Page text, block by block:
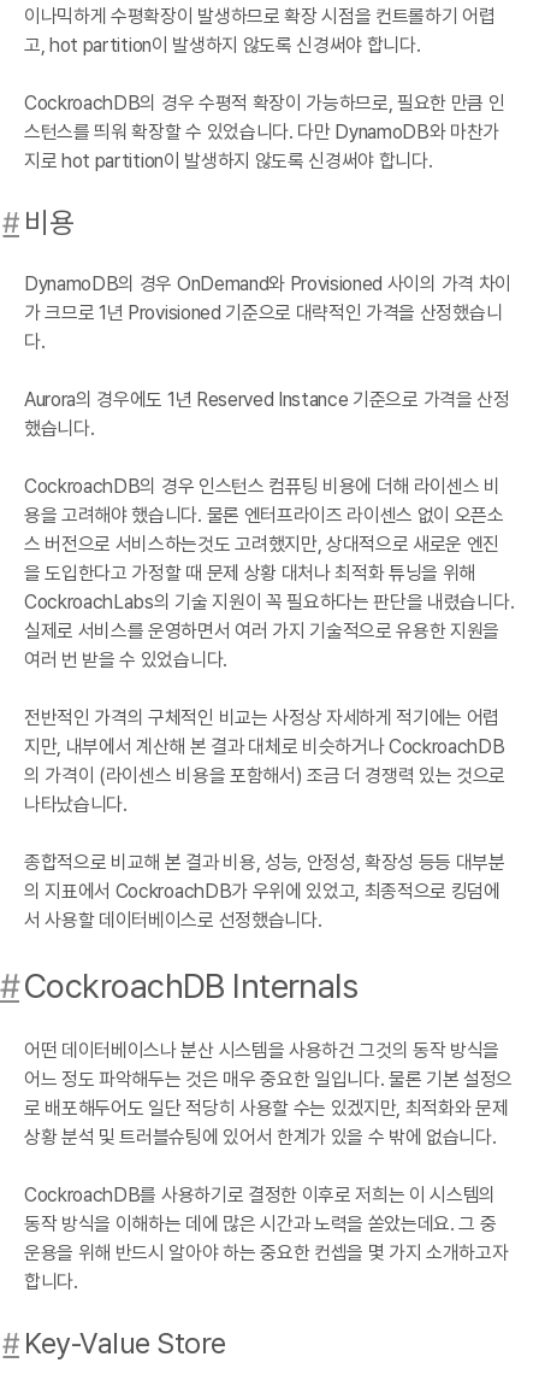
이나믹하게 수평확장이 발생하므로 확장 시점을 컨트롤하기 어렵
고, hot partition이 발생하지 않도록 신경써야 합니다.
CockroachDB의 경우 수평적 확장이 가능하므로, 필요한 만큼 인
스턴스를 띄워 확장할 수 있었습니다. 다만 DynamoDB와 마찬가
지로 hot partition이 발생하지 않도록 신경써야 합니다.
# 비용
DynamoDB의 경우 OnDemand와 Provisioned 사이의 가격 차이
가 크므로 1년 Provisioned 기준으로 대략적인 가격을 산정했습니
다.
Aurora의 경우에도 1년 Reserved Instance 기준으로 가격을 산정
했습니다.
CockroachDB의 경우 인스턴스 컴퓨팅 비용에 더해 라이센스 비
용을 고려해야 했습니다. 물론 엔터프라이즈 라이센스 없이 오픈소
스 버전으로 서비스하는것도 고려했지만, 상대적으로 새로운 엔진
을 도입한다고 가정할 때 문제 상황 대처나 최적화 튜닝을 위해
CockroachLabs의 기술 지원이 꼭 필요하다는 판단을 내렸습니다.
실제로 서비스를 운영하면서 여러 가지 기술적으로 유용한 지원을
여러 번 받을 수 있었습니다.
전반적인 가격의 구체적인 비교는 사정상 자세하게 적기에는 어렵
지만, 내부에서 계산해 본 결과 대체로 비슷하거나 CockroachDB
의 가격이 (라이센스 비용을 포함해서) 조금 더 경쟁력 있는 것으로
나타났습니다.
종합적으로 비교해 본 결과 비용, 성능, 안정성, 확장성 등등 대부분
의 지표에서 CockroachDB가 우위에 있었고, 최종적으로 킹덤에
서 사용할 데이터베이스로 선정했습니다.
#CockroachDB Internals
어떤 데이터베이스나 분산 시스템을 사용하건 그것의 동작 방식을
어느 정도 파악해두는 것은 매우 중요한 일입니다. 물론 기본 설정으
로 배포해두어도 일단 적당히 사용할 수는 있겠지만, 최적화와 문제
상황 분석 및 트러블슈팅에 있어서 한계가 있을 수 밖에 없습니다.
CockroachDB를 사용하기로 결정한 이후로 저희는 이 시스템의
동작 방식을 이해하는 데에 많은 시간과 노력을 쏟았는데요. 그 중
운용을 위해 반드시 알아야 하는 중요한 컨셉을 몇 가지 소개하고자
합니다.
# Key-Value Store